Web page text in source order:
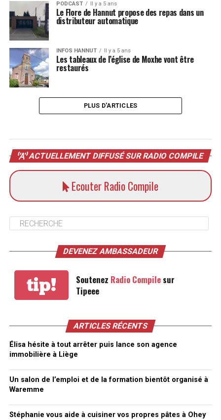
PODCAST Il y a 5 ans
Le Flore de Hannut propose des repas dans un
distributeur automatique
INFOS HANNUT Il y a 5 ans
Les tableaux de l’église de Moxhe vont être
restaurés
PLUS D'ARTICLES
ACTUELLEMENT DIFFUSÉ SUR RADIO COMPILE
Ecouter Radio Compile
DEVENEZ AMBASSADEUR
tip! Soutenez Radio Compilesur
Tipeee
ARTICLES RÉCENTS
Élisa hésite à tout arrêter puis lance son agence
immobilière à Liège
Un salon de l’emploi et de la formation bientôt organisé à
Waremme
Stéphanie vous aide à cuisiner vos propres pâtes à Ohey